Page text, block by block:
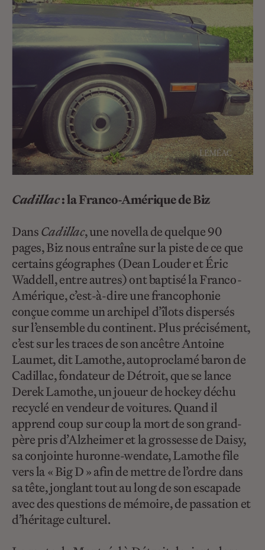
Cadillac: la Franco-Amérique de Biz
DansCadillac, une novella de quelque 90
pages, Biz nous entraîne sur la piste de ce que
certains géographes (Dean Louder et Éric
Waddell, entre autres) ont baptisé la Franco-
Amérique, c’est-à-dire une francophonie
conçue comme un archipel d’îlots dispersés
sur l’ensemble du continent. Plus précisément,
c’est sur les traces de son ancêtre Antoine
Laumet, dit Lamothe, autoproclamé baron de
Cadillac, fondateur de Détroit, que se lance
Derek Lamothe, un joueur de hockey déchu
recyclé en vendeur de voitures. Quand il
apprend coup sur coup la mort de son grand-
père pris d’Alzheimer et la grossesse de Daisy,
sa conjointe huronne-wendate, Lamothe file
vers la « Big D » afin de mettre de l’ordre dans
sa tête, jonglant tout au long de son escapade
avec des questions de mémoire, de passation et
d’héritage culturel.